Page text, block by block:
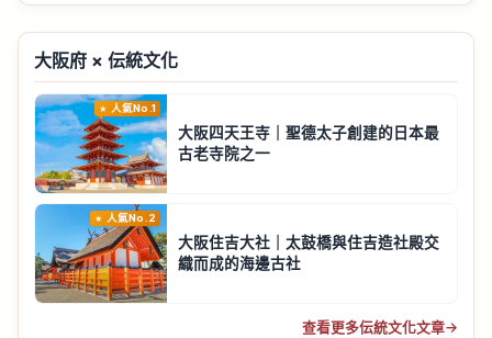
大阪府 × 伝統文化
人氣No.1
大阪四天王寺｜聖德太子創建的日本最
古老寺院之一
人氣No.2
大阪住吉大社｜太鼓橋與住吉造社殿交
織而成的海邊古社
查看更多伝統文化文章→